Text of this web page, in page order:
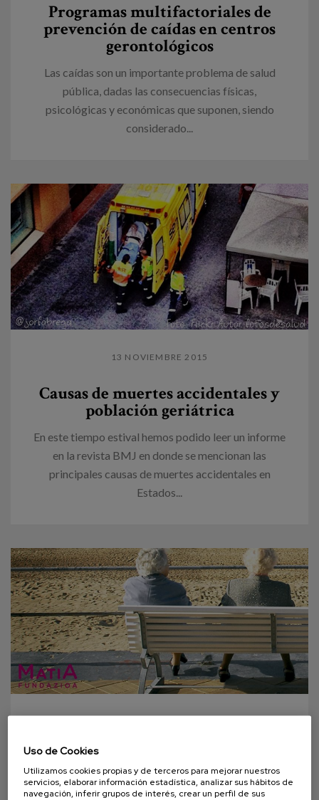
Programas multifactoriales de
prevención de caídas en centros
gerontológicos
Las caídas son un importante problema de salud
pública, dadas las consecuencias físicas,
psicológicas y económicas que suponen, siendo
considerado...
13 NOVIEMBRE 2015
Causas de muertes accidentales y
población geriátrica
En este tiempo estival hemos podido leer un informe
en la revista BMJ en donde se mencionan las
principales causas de muertes accidentales en
Estados...
Estrategia Vasca de
Envejecimiento Activo 2015 - 2020
Uso de Cookies
Utilizamos cookies propias y de terceros para mejorar nuestros
servicios, elaborar información estadística, analizar sus hábitos de
navegación, inferir grupos de interés, crear un perfil de sus